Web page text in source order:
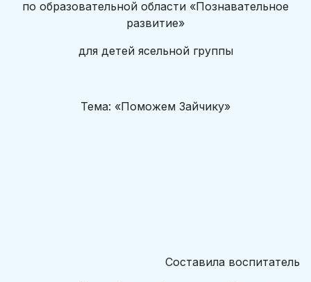
по образовательной области «Познавательное
развитие»
для детей ясельной группы
Тема: «Поможем Зайчику»
Составила воспитатель